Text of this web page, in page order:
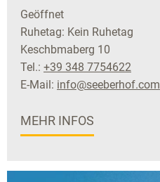
Geöffnet
Ruhetag: Kein Ruhetag
Keschbmaberg 10
Tel.: +39 348 7754622
E-Mail: info@seeberhof.com
MEHR INFOS